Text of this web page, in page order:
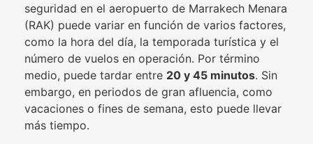
seguridad en el aeropuerto de Marrakech Menara
(RAK) puede variar en función de varios factores,
como la hora del día, la temporada turística y el
número de vuelos en operación. Por término
medio, puede tardar entre 20 y 45 minutos. Sin
embargo, en periodos de gran afluencia, como
vacaciones o fines de semana, esto puede llevar
más tiempo.